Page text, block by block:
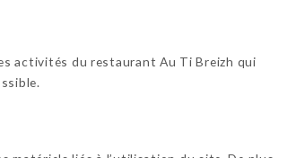
activités du restaurant Au Ti Breizh qui